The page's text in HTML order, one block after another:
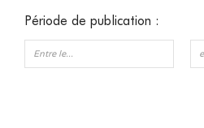
Période de publication :